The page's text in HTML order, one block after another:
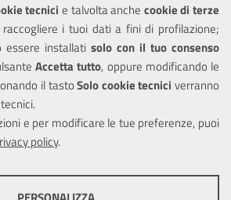
tecnicie talvolta anche cookie di terze
i tuoi dati a fini di profilazione;
essere installati solo con il tuo consenso
Accetta tutto, oppure modificando le
il tastoSolo cookie tecnici verranno
e per modificare le tue preferenze, puoi
policy.
dei servizi